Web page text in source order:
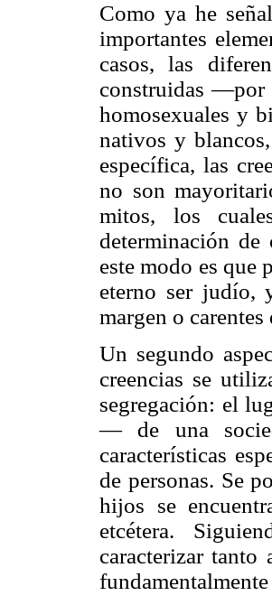
Como ya he
importantes
casos, las
construidas —por
homosexuales y
nativos y
específica, las
no son
mitos, los
determinación de
este modo es que
eterno ser judío,
margen o
Un segundo
creencias se
segregación: el
— de una
características
de personas. Se
hijos se
etcétera.
caracterizar